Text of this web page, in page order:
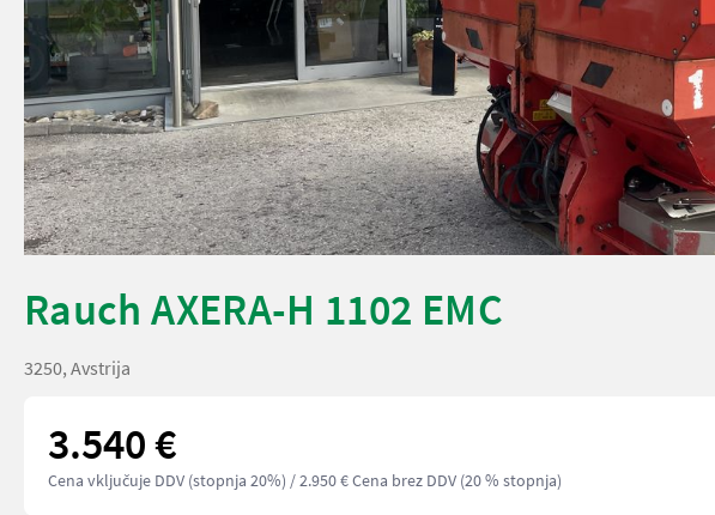
Rauch AXERA-H 1102 EMC
3250, Avstrija
3.540 €
Cena vključuje DDV (stopnja 20%) / 2.950 € Cena brez DDV (20 % stopnja)